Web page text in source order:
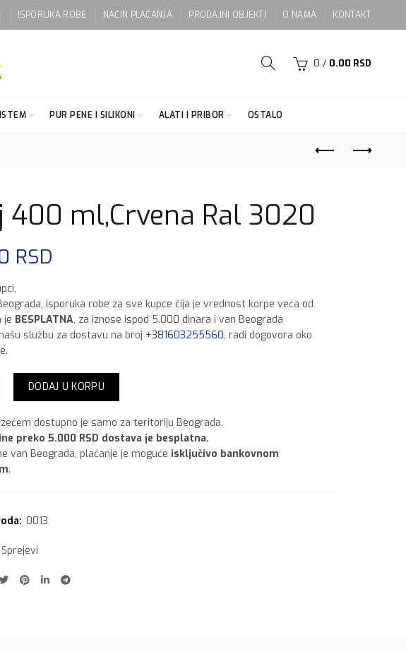
ISPORUKA ROBE NAČIN PLAĆANJA PRODAJNI OBJEKTI O NAMA KONTAKT
0 / 0.00 RSD
PUR PENE I SILIKONI ALATI I PRIBOR OSTALO
400 ml,Crvena Ral 3020
RSD
isporuka robe za sve kupce čija je vrednost korpe veća od
je BESPLATNA, za iznose ispod 5.000 dinara i van Beograda
službu za dostavu na broj +381603255560, radi dogovora oko
ml,Crvena Ral 3020 količina
DODAJ U KORPU
dostupno je samo za teritoriju Beograda.
preko 5.000 RSD dostava je besplatna.
van Beograda, plaćanje je moguće isključivo bankovnom
.
0013
Sprejevi